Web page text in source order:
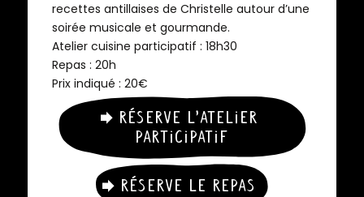
recettes antillaises de Christelle autour d’une
soirée musicale et gourmande.
Atelier cuisine participatif : 18h30
Repas : 20h
Prix indiqué : 20€
Réserve l’atelier
participatif
Réserve le repas